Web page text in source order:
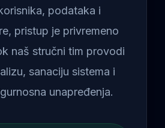
podataka i
pristup je privremeno
naš stručni tim provodi
sanaciju sistema i
unapređenja.